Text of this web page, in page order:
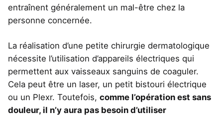
entraînent généralement un mal-être chez la
personne concernée.
La réalisation d’une petite chirurgie dermatologique
nécessite l’utilisation d’appareils électriques qui
permettent aux vaisseaux sanguins de coaguler.
Cela peut être un laser, un petit bistouri électrique
ou un Plexr. Toutefois, comme l’opération est sans
douleur, il n’y aura pas besoin d’utiliser